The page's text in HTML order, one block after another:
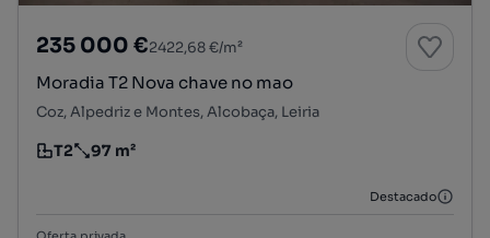
235 000 €2422,68 €/m²
Moradia T2 Nova chave no mao
Coz, Alpedriz e Montes, Alcobaça, Leiria
Tipologia
T2
Preço por metro quadrado
97 m²
Destacado